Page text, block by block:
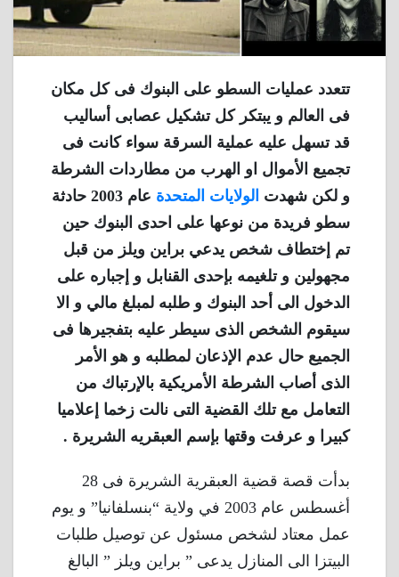
تتعدد عمليات السطو على البنوك فى كل مكان
فى العالم و يبتكر كل تشكيل عصابى أساليب
قد تسهل عليه عملية السرقة سواء كانت فى
تجميع الأموال او الهرب من مطاردات الشرطة
و لكن شهدت الولايات المتحدة
عام 2003 حادثة
سطو فريدة من نوعها على احدى البنوك حين
تم إختطاف شخص يدعي براين ويلز من قبل
مجهولين و تلغيمه بإحدى القنابل و إجباره على
الدخول الى أحد البنوك و طلبه لمبلغ مالي و الا
سيقوم الشخص الذى سيطر عليه بتفجيرها فى
الجميع حال عدم الإذعان لمطلبه و هو الأمر
الذى أصاب الشرطة الأمريكية بالإرتباك من
التعامل مع تلك القضية التى نالت زخما إعلاميا
كبيرا و عرفت وقتها بإسم العبقريه الشريرة .
بدأت قصة قضية العبقرية الشريرة فى 28
أغسطس عام 2003 في ولاية “بنسلفانيا” و يوم
عمل معتاد لشخص مسئول عن توصيل طلبات
البيتزا الى المنازل يدعى ” براين ويلز ” البالغ